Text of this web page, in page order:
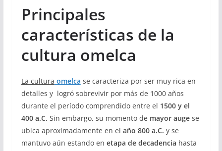
Principales
características de la
cultura omelca
La cultura omelca se caracteriza por ser muy rica en
detalles y logró sobrevivir por más de 1000 años
durante el período comprendido entre el 1500 y el
400 a.C. Sin embargo, su momento de mayor augese
ubica aproximadamente en el año 800 a.C. y se
mantuvo aún estando en etapa de decadencia hasta